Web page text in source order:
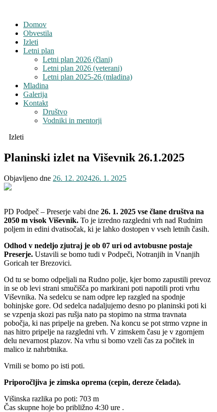
Domov
Obvestila
Izleti
Letni plan
Letni plan 2026 (člani)
Letni plan 2026 (veterani)
Letni plan 2025-26 (mladina)
Mladina
Galerija
Kontakt
Društvo
Vodniki in mentorji
Izleti
Planinski izlet na Viševnik 26.1.2025
Objavljeno dne 26. 12. 202426. 1. 2025
PD Podpeč – Preserje vabi dne 26. 1. 2025 vse člane društva na
2050 m visok Viševnik. To je izredno razgledni vrh nad Rudnim
poljem in edini dvatisočak, ki je lahko dostopen v vseh letnih časih.
Odhod v nedeljo zjutraj je ob 07 uri od avtobusne postaje
Preserje. Ustavili se bomo tudi v Podpeči, Notranjih in Vnanjih
Goricah ter Brezovici.
Od tu se bomo odpeljali na Rudno polje, kjer bomo zapustili prevoz
in se ob levi strani smučišča po markirani poti napotili proti vrhu
Viševnika. Na sedelcu se nam odpre lep razgled na spodnje
bohinjske gore. Od sedelca nadaljujemo desno po planinski poti ki
se vzpenja skozi pas rušja nato pa stopimo na strma travnata
pobočja, ki nas pripelje na greben. Na koncu se pot strmo vzpne in
nas hitro pripelje na razgledni vrh. V zimskem času je v zgornjem
delu nevarnost plazov. Na vrhu si bomo vzeli čas za počitek in
malico iz nahrbtnika.
Vrnili se bomo po isti poti.
Priporočljiva je zimska oprema (cepin, dereze čelada).
Višinska razlika po poti: 703 m
Čas skupne hoje bo približno 4:30 ure .